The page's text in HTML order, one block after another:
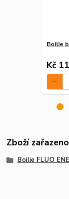
Boilie
Kč
Zboží
Boilie FLUO